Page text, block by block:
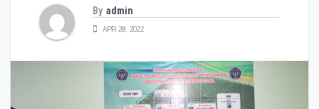
By admin
APR 28, 2022